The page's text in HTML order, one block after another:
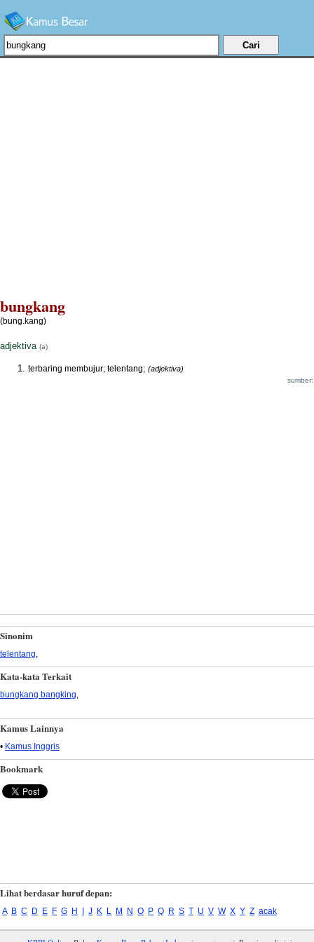
bungkang
(bung.kang)
adjektiva (a)
terbaring membujur; telentang; (adjektiva)
Sinonim
telentang
Kata-kata Terkait
bungkang bangking,
Kamus Lainnya
• Kamus Inggris
Bookmark
Lihat berdasar huruf depan:
A B C D E F G H I J K L M N O P Q R S T U V W X Y Z acak